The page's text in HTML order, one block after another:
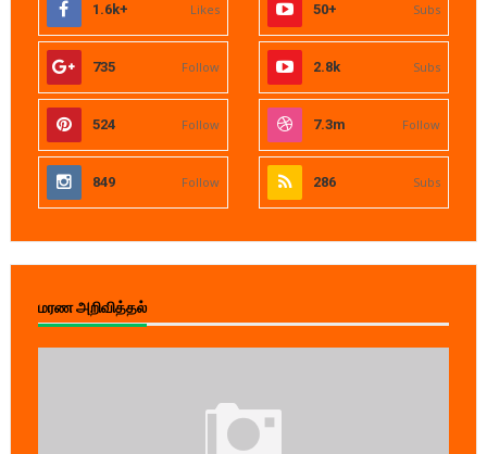
1.6k+ Likes 50+ Subs
735 Follow 2.8k Subs
524 Follow 7.3m Follow
849 Follow 286 Subs
மரண அறிவித்தல்